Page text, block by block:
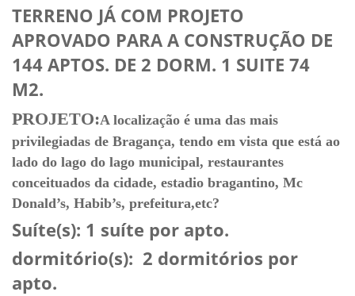
TERRENO JÁ COM PROJETO
APROVADO PARA A CONSTRUÇÃO DE
144 APTOS. DE 2 DORM. 1 SUITE 74
M2.
PROJETO:A localização é uma das mais
privilegiadas de Bragança, tendo em vista que está ao
lado do lago do lago municipal, restaurantes
conceituados da cidade, estadio bragantino, Mc
Donald’s, Habib’s, prefeitura,etc?
Suíte(s): 1 suíte por apto.
dormitório(s): 2 dormitórios por
apto.